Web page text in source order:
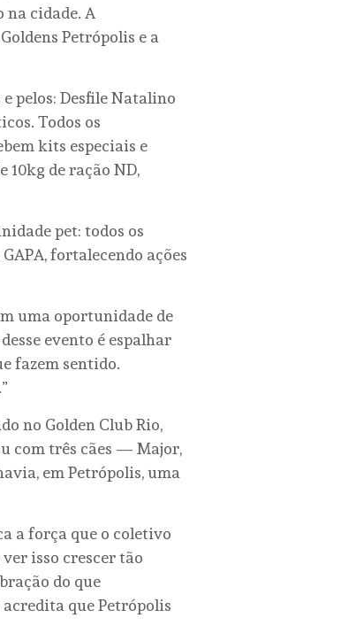
na cidade. A
Petrópolis e a
pelos: Desfile Natalino
Todos os
kits especiais e
10kg de ração ND,
pet: todos os
fortalecendo ações
uma oportunidade de
evento é espalhar
fazem sentido.
no Golden Club Rio,
com três cães — Major,
em Petrópolis, uma
a força que o coletivo
ver isso crescer tão
do que
que Petrópolis